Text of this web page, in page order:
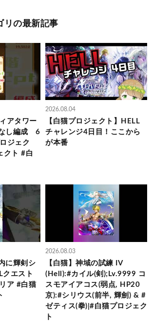
リの最新記事
アタワー
し編成 6
ジェク
クト #白
2026.08.04
【白猫プロジェクト】HELL
チャレンジ4日目！ここから
が本番
に輝剣シ
クエスト
ア #白猫
2026.08.03
【白猫】神域の試練 IV
(Hell):#カイル(剣);Lv.9999 コ
スモアイアコス(弱点, HP20
京):#シリウス(前半, 輝劍) & #
ゼティス(拳)|#白猫プロジェク
ト